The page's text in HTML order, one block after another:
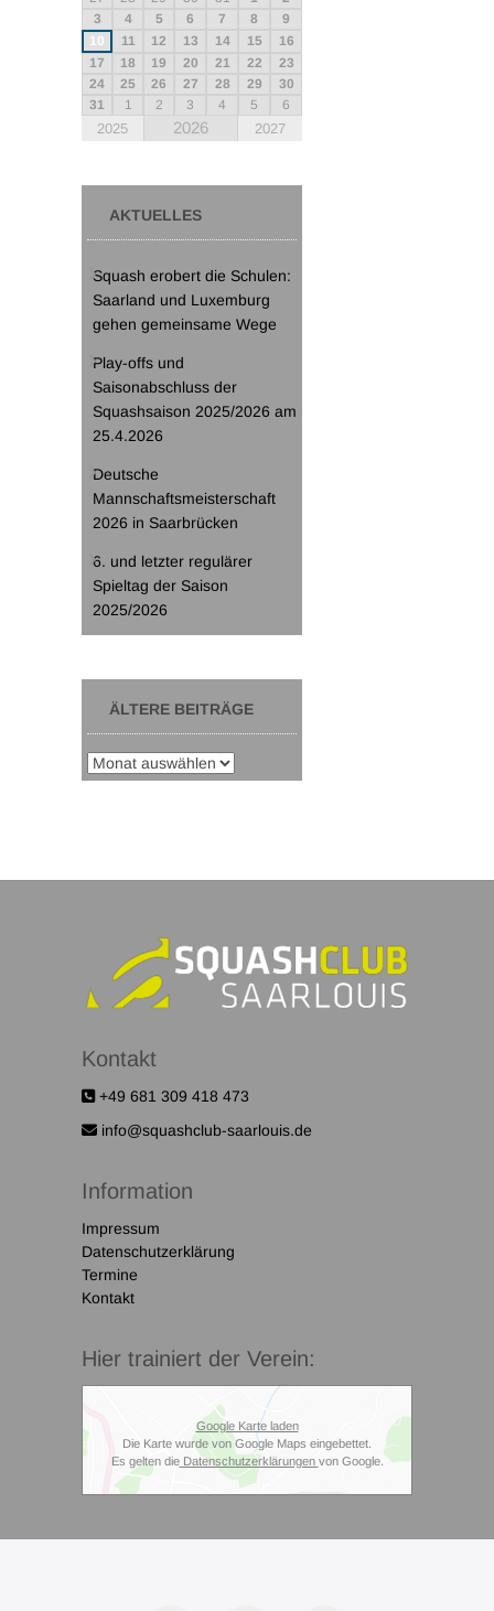
3
4 5 6 7 8
9
10
11 12 13 14 15
16
17
18 19 20 21 22
23
24
25 26 27 28 29
30
31
1 2 3 4 5 6
2025 2026 2027
AKTUELLES
Squash erobert die Schulen:
Saarland und Luxemburg
gehen gemeinsame Wege
Play-offs und
Saisonabschluss der
Squashsaison 2025/2026 am
25.4.2026
Deutsche
Mannschaftsmeisterschaft
2026 in Saarbrücken
6. und letzter regulärer
Spieltag der Saison
2025/2026
ÄLTERE BEITRÄGE
Kontakt
+49 681 309 418 473
info@squashclub-saarlouis.de
Information
Impressum
Datenschutzerklärung
Termine
Kontakt
Hier trainiert der Verein:
Google Karte laden
Die Karte wurde von Google Maps eingebettet.
Es gelten dieDatenschutzerklärungen von Google.